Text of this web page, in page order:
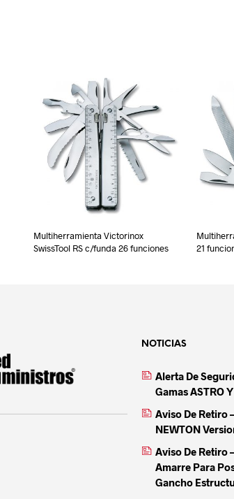
Multiherramienta Victorinox
SwissTool RS c/funda 26 funciones
21
NOTICIAS
Alerta De
Gamas ASTRO
Aviso De Retiro
NEWTON
Aviso De Retiro
Amarre Para
Gancho